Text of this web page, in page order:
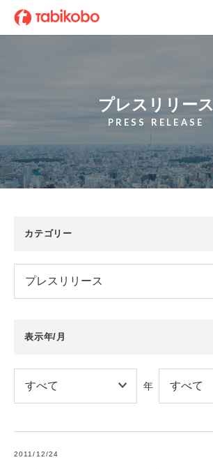
プレスリリース
PRESS RELEASE
カテゴリー
表示年/月
年
2011/12/24